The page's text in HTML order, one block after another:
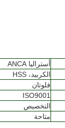
أستراليا ANCA
الكربيد، HSS
فلوتان
ISO9001
التخصيص
متاحة